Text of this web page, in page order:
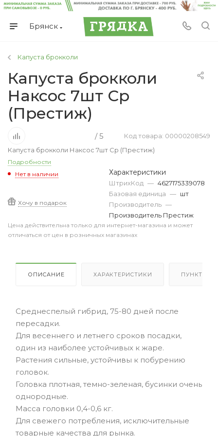
Брянск
Капуста брокколи
Капуста брокколи
Наксос 7шт Ср
(Престиж)
/ 5
Код товара: 00000208549
Капуста брокколи Наксос 7шт Ср (Престиж)
Подробности
Нет в наличии
Хочу в подарок
Характеристики
ШтрихКод — 4627175339078
Базовая единица — шт
Производитель —
Производитель Престиж
Цена действительна только для интернет-магазина и может
отличаться от цен в розничных магазинах
ОПИСАНИЕ ХАРАКТЕРИСТИКИ ПУНКТЫ
Среднеспелый гибрид, 75-80 дней после
пересадки.
Для весеннего и летнего сроков посадки,
один из наиболее устойчивых к жаре.
Растения сильные, устойчивы к побурению
головок.
Головка плотная, темно-зеленая, бусинки очень
однородные.
Масса головки 0,4-0,6 кг.
Для свежего потребления, исключительные
товарные качества для рынка.